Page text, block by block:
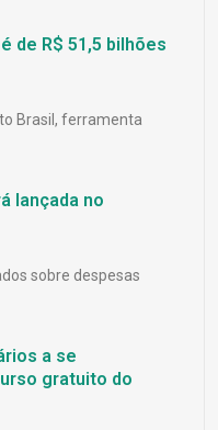
de R$ 51,5 bilhões
Brasil, ferramenta
lançada no
sobre despesas
a se
gratuito do